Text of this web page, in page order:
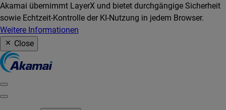
Akamai übernimmt LayerX und bietet durchgängige Sicherheit
sowie Echtzeit-Kontrolle der KI-Nutzung in jedem Browser.
Weitere Informationen
Close